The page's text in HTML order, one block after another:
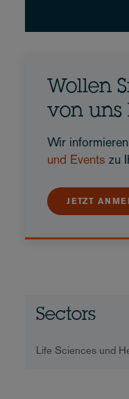
Wollen
von uns
Wir
und Events zu
JETZT
Sectors
Life Sciences und